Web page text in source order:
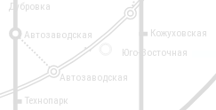
14
Кожуховская
Технопарк
Дубровка
Автозаводская
Автозаводская
Юго-Восточная